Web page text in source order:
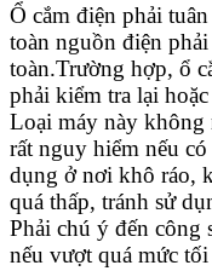
Ổ cắm điện phải
toàn nguồn điện
toàn.Trường hợp, ổ
phải kiểm tra lại
Loại máy này không
rất nguy hiểm nếu
dụng ở nơi khô ráo,
quá thấp, tránh sử
Phải chú ý đến công
nếu vượt quá mức